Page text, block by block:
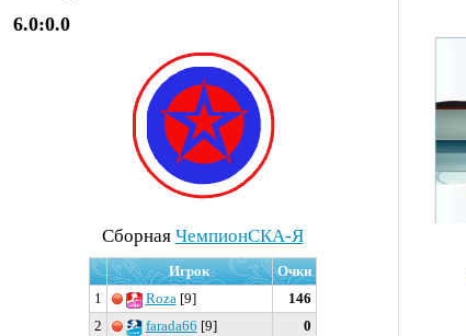
6.0:0.0
Cборная ЧемпионСКА-Я
Игрок
Очки
1
Roza[9]
146
2
farada66 [9]
0